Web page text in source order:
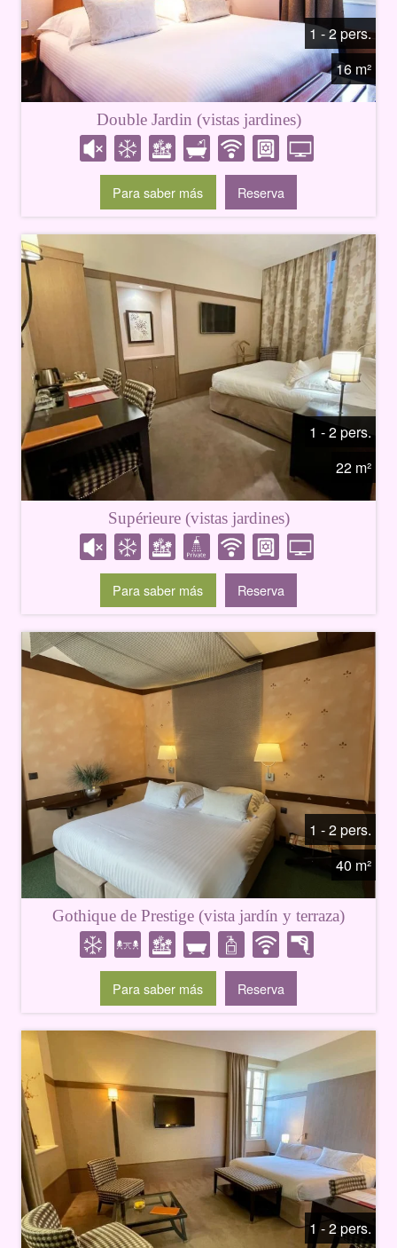
1 - 2 pers.
16 m²
Double Jardin (vistas jardines)
Para saber más Reserva
1 - 2 pers.
22 m²
Supérieure (vistas jardines)
Para saber más Reserva
1 - 2 pers.
40 m²
Gothique de Prestige (vista jardín y terraza)
Para saber más Reserva
1 - 2 pers.